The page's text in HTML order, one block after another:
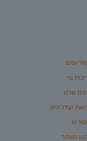
נוי
שלנו
ועדכונים
האתר